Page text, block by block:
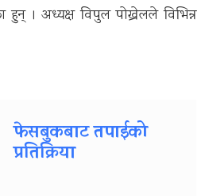
हुन् । अध्यक्ष विपुल पोख्रेलले विभिन्न
फेसबुकबाट तपाईको
प्रतिक्रिया